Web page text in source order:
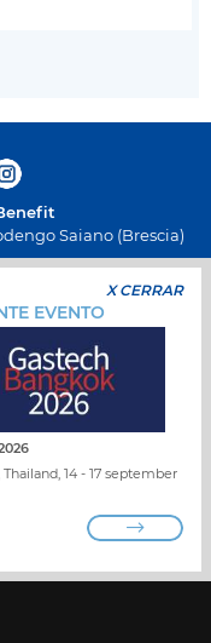
más detalles sobre la desactivación de
Saiano (Brescia)
(Brescia) Italia
0308900423
- Inscripción REA
desembolsado
OMAL
DISTRIBUIDOR
X CERRAR
EVENTO
14 - 17 september